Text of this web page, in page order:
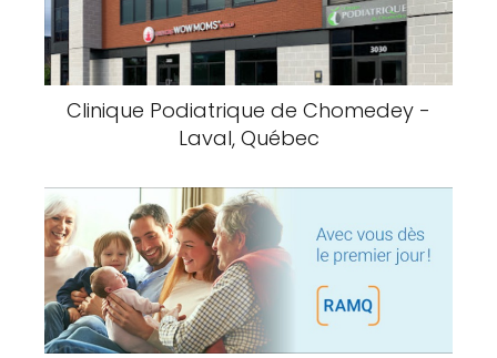
Clinique Podiatrique de Chomedey -
Laval, Québec